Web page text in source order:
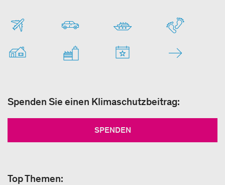
Spenden Sie einen Klimaschutzbeitrag:
SPENDEN
Top Themen: